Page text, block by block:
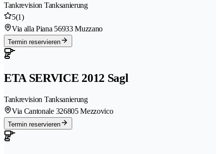
Tankrevision Tanksanierung
5(1)
Via alla Piana 56933 Muzzano
Termin reservieren
ETA SERVICE 2012 Sagl
Tankrevision Tanksanierung
Via Cantonale 326805 Mezzovico
Termin reservieren